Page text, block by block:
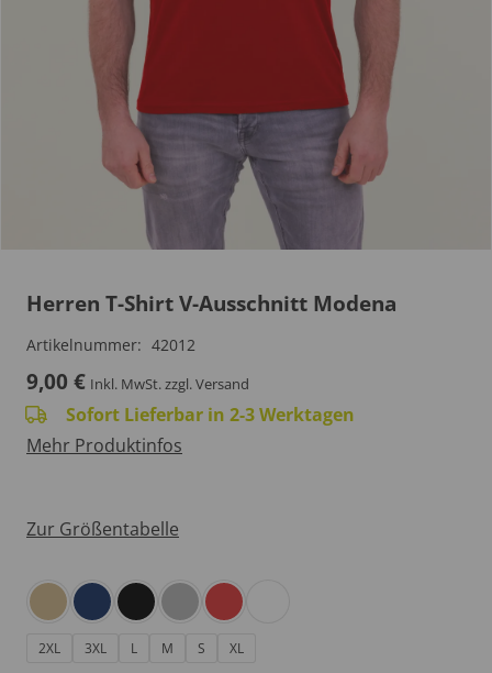
Herren T-Shirt V-Ausschnitt Modena
Artikelnummer: 42012
9,00 € Inkl. MwSt.zzgl. Versand
Sofort Lieferbar in 2-3 Werktagen
Mehr Produktinfos
Zur Größentabelle
2XL 3XL L M S XL